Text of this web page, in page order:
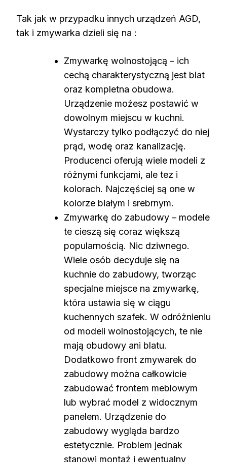
Tak jak w przypadku innych urządzeń AGD,
tak i zmywarka dzieli się na :
Zmywarkę wolnostojącą – ich
cechą charakterystyczną jest blat
oraz kompletna obudowa.
Urządzenie możesz postawić w
dowolnym miejscu w kuchni.
Wystarczy tylko podłączyć do niej
prąd, wodę oraz kanalizację.
Producenci oferują wiele modeli z
różnymi funkcjami, ale tez i
kolorach. Najczęściej są one w
kolorze białym i srebrnym.
Zmywarkę do zabudowy – modele
te cieszą się coraz większą
popularnością. Nic dziwnego.
Wiele osób decyduje się na
kuchnie do zabudowy, tworząc
specjalne miejsce na zmywarkę,
która ustawia się w ciągu
kuchennych szafek. W odróżnieniu
od modeli wolnostojących, te nie
mają obudowy ani blatu.
Dodatkowo front zmywarek do
zabudowy można całkowicie
zabudować frontem meblowym
lub wybrać model z widocznym
panelem. Urządzenie do
zabudowy wygląda bardzo
estetycznie. Problem jednak
stanowi montaż i ewentualny